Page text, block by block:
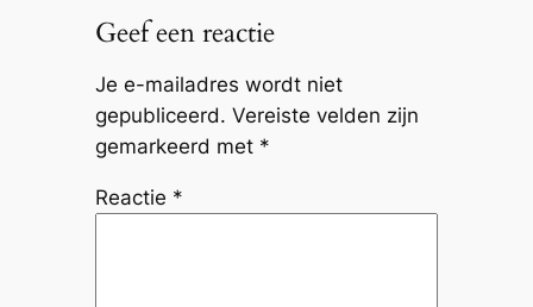
Geef een reactie
Je e-mailadres wordt niet
gepubliceerd. Vereiste velden zijn
gemarkeerd met *
Reactie *